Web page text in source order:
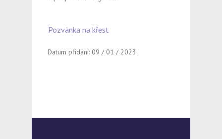
Pozvánka na křest
Datum přidání: 09 / 01 / 2023